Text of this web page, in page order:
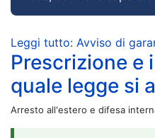
Leggi tutto: Avviso di
Prescrizione e
quale legge si
Arresto all'estero e difesa